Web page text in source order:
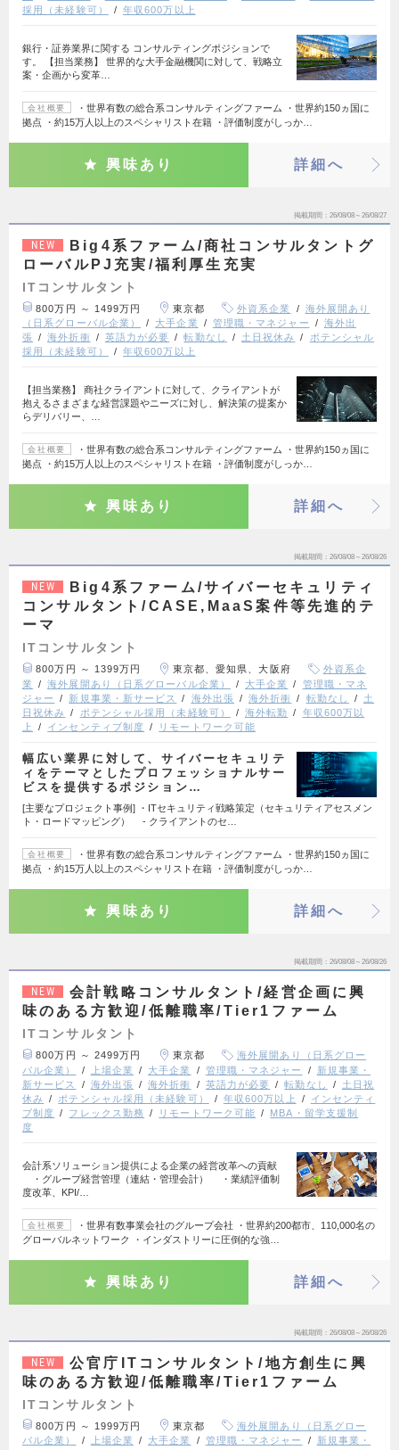
採用（未経験可）
年収600万以上
銀行・証券業界に関する コンサルティングポジションで
す。 【担当業務】 世界的な大手金融機関に対して、戦略立
案・企画から変革…
会社概要
・世界有数の総合系コンサルティングファーム ・世界約150ヵ国に
拠点 ・約15万人以上のスペシャリスト在籍 ・評価制度がしっか…
興味あり 詳細へ
掲載期間 26/08/08～26/08/27
NEW
Big4系ファーム/商社コンサルタントグ
ローバルPJ充実/福利厚生充実
ITコンサルタント
800万円 ～ 1499万円 東京都 外資系企業
海外展開あり
（日系グローバル企業）
大手企業 管理職・マネジャー
海外出
張
海外折衝 英語力が必要 転勤なし 土日祝休み
ポテンシャル
採用（未経験可）
年収600万以上
【担当業務】 商社クライアントに対して、クライアントが
抱えるさまざまな経営課題やニーズに対し、解決策の提案か
らデリバリー、…
会社概要
・世界有数の総合系コンサルティングファーム ・世界約150ヵ国に
拠点 ・約15万人以上のスペシャリスト在籍 ・評価制度がしっか…
興味あり 詳細へ
掲載期間 26/08/08～26/08/26
NEW
Big4系ファーム/サイバーセキュリティ
コンサルタント/CASE,MaaS案件等先進的テ
ーマ
ITコンサルタント
800万円 ～ 1399万円 東京都、愛知県、大阪府
外資系企
業
海外展開あり（日系グローバル企業） 大手企業
管理職・マネ
ジャー
新規事業・新サービス 海外出張 海外折衝 転勤なし
土
日祝休み
ポテンシャル採用（未経験可） 海外転勤
年収600万以
上
インセンティブ制度 リモートワーク可能
幅広い業界に対して、サイバーセキュリテ
ィをテーマとしたプロフェッショナルサー
ビスを提供するポジション…
[主要なプロジェクト事例] ・ITセキュリティ戦略策定（セキュリティアセスメン
ト・ロードマッピング） - クライアントのセ…
会社概要
・世界有数の総合系コンサルティングファーム ・世界約150ヵ国に
拠点 ・約15万人以上のスペシャリスト在籍 ・評価制度がしっか…
興味あり 詳細へ
掲載期間 26/08/08～26/08/26
NEW
会計戦略コンサルタント/経営企画に興
味のある方歓迎/低離職率/Tier1ファーム
ITコンサルタント
800万円 ～ 2499万円 東京都
海外展開あり（日系グロー
バル企業）
上場企業 大手企業 管理職・マネジャー
新規事業・
新サービス
海外出張 海外折衝 英語力が必要 転勤なし
土日祝
休み
ポテンシャル採用（未経験可） 年収600万以上
インセンティ
ブ制度
フレックス勤務 リモートワーク可能
MBA・留学支援制
度
会計系ソリューション提供による企業の経営改革への貢献
・グループ経営管理（連結・管理会計） ・業績評価制
度改革、KPI/…
会社概要
・世界有数事業会社のグループ会社 ・世界約200都市、110,000名の
グローバルネットワーク ・インダストリーに圧倒的な強…
興味あり 詳細へ
掲載期間 26/08/08～26/08/26
NEW
公官庁ITコンサルタント/地方創生に興
味のある方歓迎/低離職率/Tier1ファーム
ITコンサルタント
800万円 ～ 1999万円 東京都
海外展開あり（日系グロー
バル企業）
上場企業 大手企業 管理職・マネジャー
新規事業・